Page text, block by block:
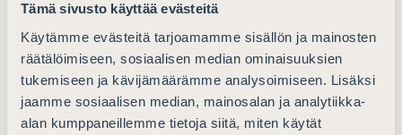
Tämä sivusto käyttää evästeitä
Käytämme evästeitä tarjoamamme sisällön ja mainosten
räätälöimiseen, sosiaalisen median ominaisuuksien
tukemiseen ja kävijämäärämme analysoimiseen. Lisäksi
jaamme sosiaalisen median, mainosalan ja analytiikka-
alan kumppaneillemme tietoja siitä, miten käytät
Suomen Asianajajat esittääkin, että
luonnonsuojelulakiin kirjattaisiin selkeät määritelmät
”luontoteosta” sekä määritelmät ja kriteerit luontoteon
”käytölle”. Määritelmien tulisi sisältää objektiiviset
kriteerit hyväksyttäville toimenpiteille sekä selkeän eron